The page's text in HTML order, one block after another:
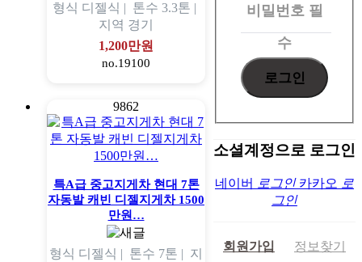
형식 디젤식 | 톤수 3.3톤 |
지역 경기
1,200만원
no.19100
9862
특A급 중고지게차 현대 7톤
자동발 캐빈 디젤지게차 1500
만원…
형식 디젤식 | 톤수 7톤 | 지
비밀번호 필
수
소셜계정으로 로그인
네이버 로그인 카카오 로
그인
회원가입 정보찾기